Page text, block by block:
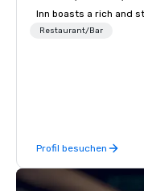
Inn boasts a rich and
dates back to the 18th
and its surroundings
role as a strategic
with its vantage point
Restaurant/Bar
Profil besuchen